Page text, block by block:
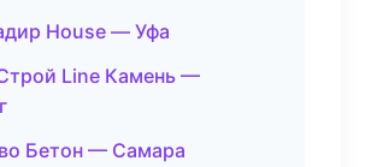
House — Уфа
Line Камень —
Бетон — Самара